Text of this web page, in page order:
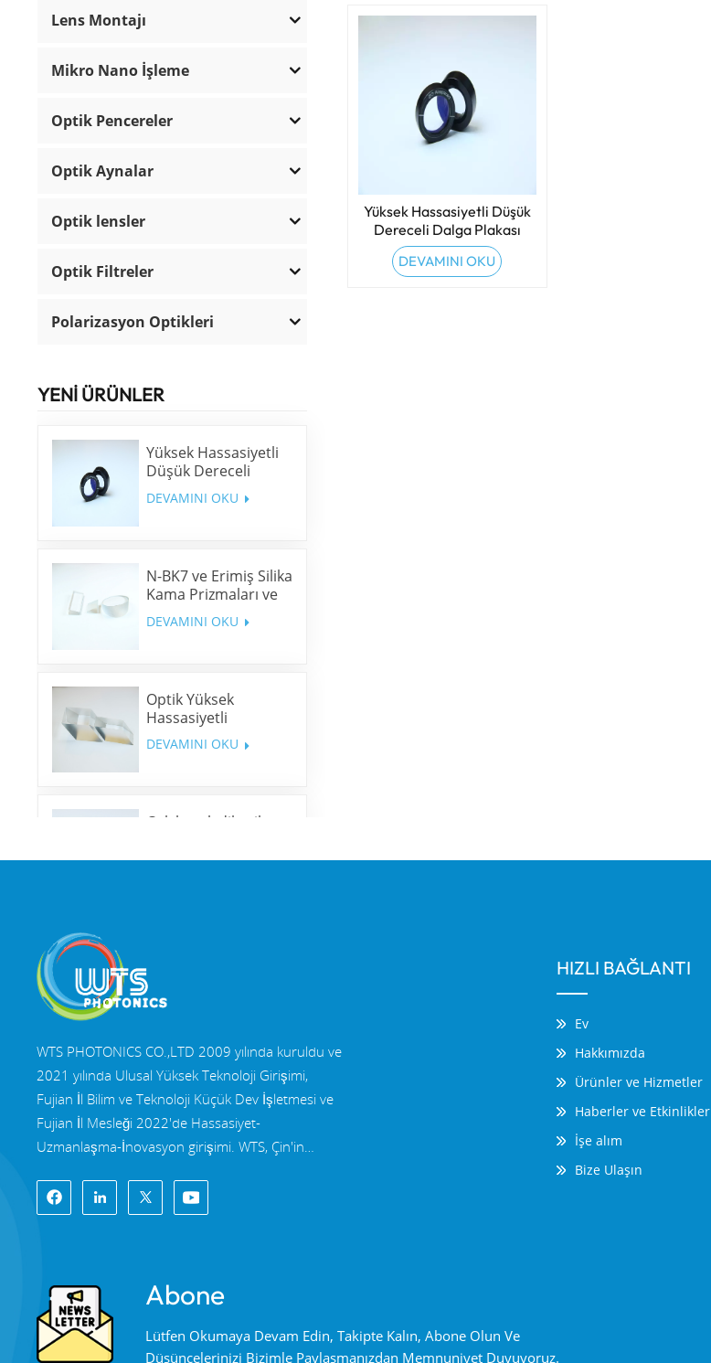
Lens Montajı
Mikro Nano İşleme
Optik Pencereler
Optik Aynalar
Optik lensler
Optik Filtreler
Polarizasyon Optikleri
YENİ ÜRÜNLER
Yüksek Hassasiyetli
Düşük Dereceli
Dalga Plakası
DEVAMINI OKU
N-BK7 ve Erimiş Silika
Kama Prizmaları ve
Kama Pencereleri
DEVAMINI OKU
Optik Yüksek
Hassasiyetli
Romboid Prizmalar
DEVAMINI OKU
Çok bantlı dikroik
Yüksek Hassasiyetli Düşük
Dereceli Dalga Plakası
DEVAMINI OKU
WTS PHOTONICS CO.,LTD 2009 yılında kuruldu ve
2021 yılında Ulusal Yüksek Teknoloji Girişimi,
Fujian İl Bilim ve Teknoloji Küçük Dev İşletmesi ve
Fujian İl Mesleği 2022'de Hassasiyet-
Uzmanlaşma-İnovasyon girişimi. WTS, Çin'in
optik şehridir. WTS, 11.000 metrekarelik standart
fabrika binalarına sahip bir gruptur yetenekli
sistemi. WTS sağlar Ar-Ge, tasarım ve üretim için
tek elden çözümlerle müşterilerimize yüksek
hassasiyetli optik bileşenler, yüksek hassasiyetli
HIZLI BAĞLANTI
Ev
Hakkımızda
Ürünler ve Hizmetler
Haberler ve Etkinlikler
İşe alım
Bize Ulaşın
Abone
Lütfen Okumaya Devam Edin, Takipte Kalın, Abone Olun Ve
Düşüncelerinizi Bizimle Paylaşmanızdan Memnuniyet Duyuyoruz.